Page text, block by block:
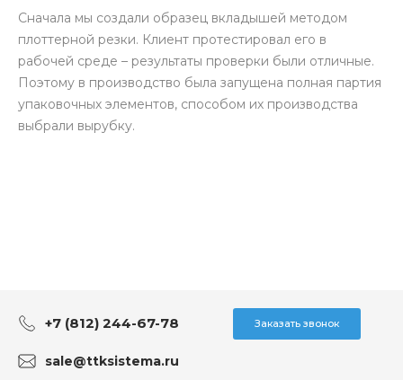
Сначала мы создали образец вкладышей методом
плоттерной резки. Клиент протестировал его в
рабочей среде – результаты проверки были отличные.
Поэтому в производство была запущена полная партия
упаковочных элементов, способом их производства
выбрали вырубку.
+7 (812) 244-67-78 Заказать звонок
sale@ttksistema.ru